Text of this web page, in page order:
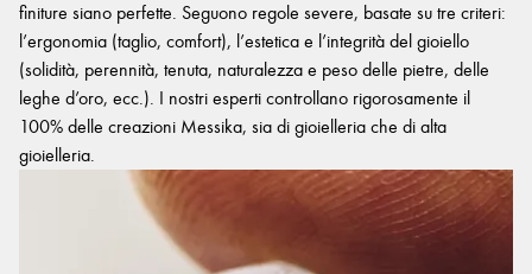
finiture siano perfette. Seguono regole severe, basate su tre criteri:
l’ergonomia (taglio, comfort), l’estetica e l’integrità del gioiello
(solidità, perennità, tenuta, naturalezza e peso delle pietre, delle
leghe d’oro, ecc.). I nostri esperti controllano rigorosamente il
100% delle creazioni Messika, sia di gioielleria che di alta
gioielleria.